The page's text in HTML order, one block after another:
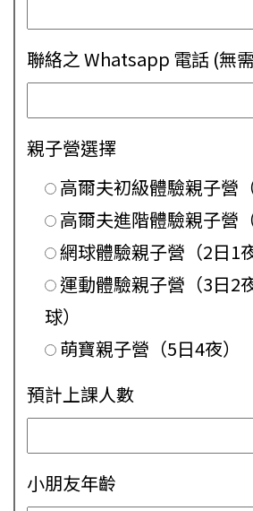
聯絡之 Whatsapp 電話 (無
親子營選擇
高爾夫初級體驗親子營
高爾夫進階體驗親子營
網球體驗親子營（2日1夜
運動體驗親子營（3日2
球）
萌寶親子營（5日4夜）
預計上課人數
小朋友年齡